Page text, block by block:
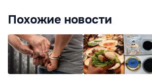
Похожие новости